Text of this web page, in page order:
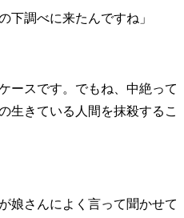
下調べに来たんですね」
ースです。でもね、中絶って
生きている人間を抹殺するこ
娘さんによく言って聞かせて